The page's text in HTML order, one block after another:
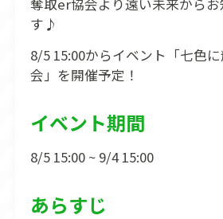
す♪
8/5 15:00からイベント「七色
会」を開催予定！
イベント期間
8/5 15:00 ~ 9/4 15:00
あらすじ